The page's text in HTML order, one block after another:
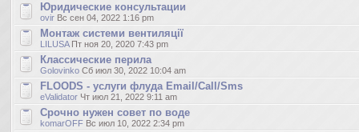
Юридические консультации
ovir Вс сен 04, 2022 1:16 pm
Монтаж системи вентиляції
LILUSAПт ноя 20, 2020 7:43 pm
Классические перила
Golovinko Сб июл 30, 2022 10:04 am
FLOODS - услуги флуда Email/Call/Sms
eValidator Чт июл 21, 2022 9:11 am
Срочно нужен совет по воде
komarOFF Вс июл 10, 2022 2:34 pm